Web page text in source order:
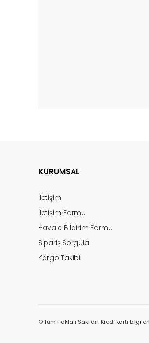
KURUMSAL
İletişim
İletişim Formu
Havale Bildirim Formu
Sipariş Sorgula
Kargo Takibi
© Tüm Hakları Saklıdır. Kredi kartı